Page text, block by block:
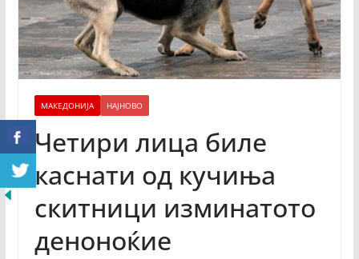
МАКЕДОНИЈА НАЈНОВО
Четири лица биле
каснати од кучиња
скитници изминатото
деноноќие